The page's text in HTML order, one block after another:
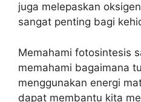
juga melepaskan
sangat penting bagi
Memahami fotosintesis
memahami bagaimana
menggunakan energi
dapat membantu kita